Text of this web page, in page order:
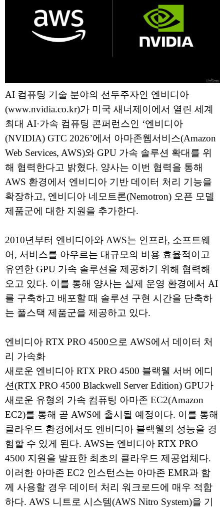
AI 컴퓨팅 기술 분야의 선두주자인 엔비디아
(www.nvidia.co.kr)가 미국 새너제이에서 열린 세계
최대 AI·가속 컴퓨팅 콘퍼런스인 ‘엔비디아
(NVIDIA) GTC 2026’에서 아마존웹서비스(Amazon
Web Services, AWS)와 GPU 가속 솔루션 확대를 위
해 협력한다고 밝혔다. 양사는 이번 협력을 통해
AWS 환경에서 엔비디아 기반 데이터 처리 기능을
확장하고, 엔비디아 네모트론(Nemotron) 오픈 모델
제품군에 대한 지원을 추가한다.
2010년부터 엔비디아와 AWS는 인프라, 소프트웨
어, 서비스를 아우르는 대규모의 비용 효율적이고
유연한 GPU 가속 솔루션을 제공하기 위해 협력해
오고 있다. 이를 통해 양사는 실제 운영 환경에서 AI
를 구축하고 배포할 때 솔루션 구현 시간을 단축하
는 풀스택 제품군을 제공하고 있다.
엔비디아 RTX PRO 4500으로 AWS에서 데이터 처
리 가속화
새로운 엔비디아 RTX PRO 4500 블랙웰 서버 에디
션(RTX PRO 4500 Blackwell Server Edition) GPU가
새로운 유형의 가속 컴퓨팅 아마존 EC2(Amazon
EC2)를 통해 곧 AWS에 출시될 예정이다. 이를 통해
클라우드 환경에서도 엔비디아 블랙웰의 성능을 경
험할 수 있게 된다. AWS는 엔비디아 RTX PRO
4500 지원을 발표한 최초의 클라우드 제공업체다.
이러한 아마존 EC2 인스턴스는 아마존 EMR과 함
께 사용할 경우 데이터 처리 워크로드에 매우 적합
하다. AWS 니트로 시스템(AWS Nitro System)을 기